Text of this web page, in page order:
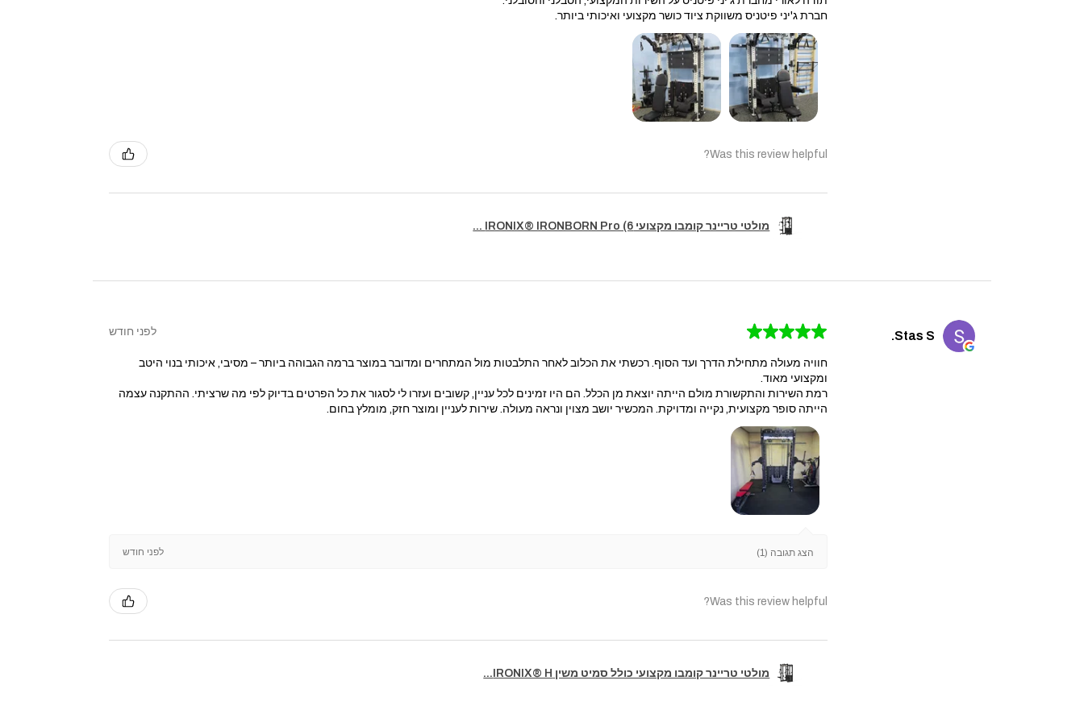
חברת ג'יני פיטניס משווקת ציוד כושר מקצועי ואיכותי ביותר.
Was this review helpful?
מולטי טריינר קומבו מקצועי IRONIX® IRONBORN Pro (6 ...
Stas S.
★
★
★
★
★ לפני חודש
חוויה מעולה מתחילת הדרך ועד הסוף. רכשתי את הכלוב לאחר התלבטות מול המתחרים ומדובר במוצר ברמה הגבוהה ביותר – מסיבי, איכותי בנוי היטב
ומקצועי מאוד.
​רמת השירות והתקשורת מולם הייתה יוצאת מן הכלל. הם היו זמינים לכל עניין, קשובים ועזרו לי לסגור את כל הפרטים בדיוק לפי מה שרציתי. ההתקנה עצמה
הייתה סופר מקצועית, נקייה ומדויקת. המכשיר יושב מצוין ונראה מעולה. שירות לעניין ומוצר חזק, מומלץ בחום.
הצג תגובה (1) לפני חודש
Was this review helpful?
מולטי טריינר קומבו מקצועי כולל סמיט משין IRONIX® H...